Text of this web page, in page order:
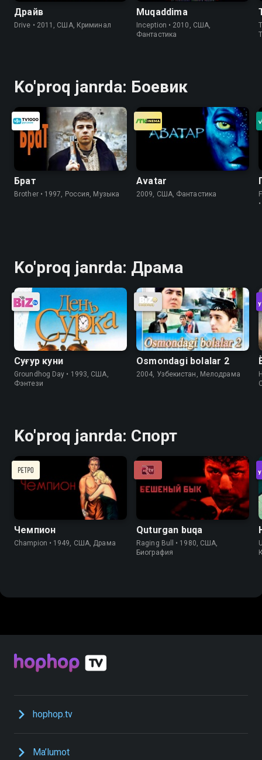
Драйв
Drive • 2011, США, Криминал
Muqaddima
Inception • 2010, США,
Фантастика
Ko'proq janrda: Боевик
Брат
Brother • 1997, Россия, Музыка
Avatar
2009, США, Фантастика
Ko'proq janrda: Драма
Суғур куни
Groundhog Day • 1993, США,
Фэнтези
Osmondagi bolalar 2
2004, Узбекистан, Мелодрама
Ko'proq janrda: Спорт
Чемпион
Champion • 1949, США, Драма
Quturgan buqa
Raging Bull • 1980, США,
Биография
hophop.tv
Ma’lumot